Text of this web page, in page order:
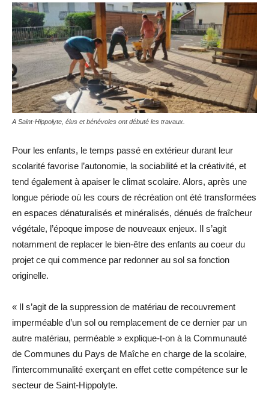
A Saint-Hippolyte, élus et bénévoles ont débuté les travaux.
Pour les enfants, le temps passé en extérieur durant leur
scolarité favorise l’autonomie, la sociabilité et la créativité, et
tend également à apaiser le climat scolaire. Alors, après une
longue période où les cours de récréation ont été transformées
en espaces dénaturalisés et minéralisés, dénués de fraîcheur
végétale, l’époque impose de nouveaux enjeux. Il s’agit
notamment de replacer le bien-être des enfants au coeur du
projet ce qui commence par redonner au sol sa fonction
originelle.
« Il s’agit de la suppression de matériau de recouvrement
imperméable d’un sol ou remplacement de ce dernier par un
autre matériau, perméable » explique-t-on à la Communauté
de Communes du Pays de Maîche en charge de la scolaire,
l’intercommunalité exerçant en effet cette compétence sur le
secteur de Saint-Hippolyte.